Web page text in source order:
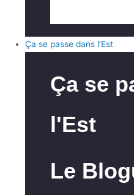
Ça se passe dans l’Est
Ça se
l'Est
Le